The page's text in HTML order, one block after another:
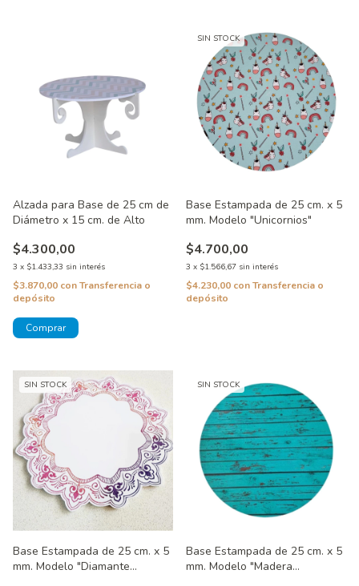
Alzada para Base de 25 cm de
Diámetro x 15 cm. de Alto
$4.300,00
3 x $1.433,33 sin interés
$3.870,00 conTransferencia o
depósito
SIN STOCK
Base Estampada de 25 cm. x 5
mm. Modelo "Unicornios"
$4.700,00
3 x $1.566,67 sin interés
$4.230,00 conTransferencia o
depósito
SIN STOCK
Base Estampada de 25 cm. x 5
mm. Modelo "Diamante
SIN STOCK
Base Estampada de 25 cm. x 5
mm. Modelo "Madera